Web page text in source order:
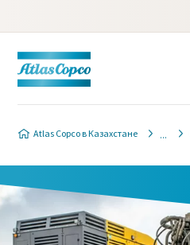
Atlas Copco в Казахстане